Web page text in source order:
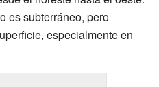
es subterráneo, pero
especialmente en